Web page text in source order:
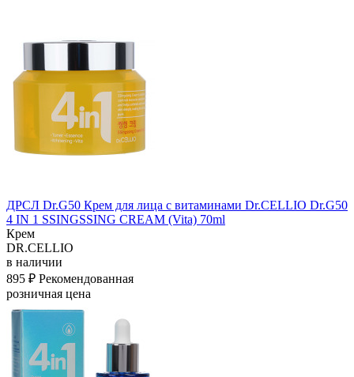
ДРСЛ Dr.G50 Крем для лица с витаминами Dr.CELLIO Dr.G50
4 IN 1 SSINGSSING CREAM (Vita) 70ml
Крем
DR.CELLIO
в наличии
895 ₽ Рекомендованная
розничная цена